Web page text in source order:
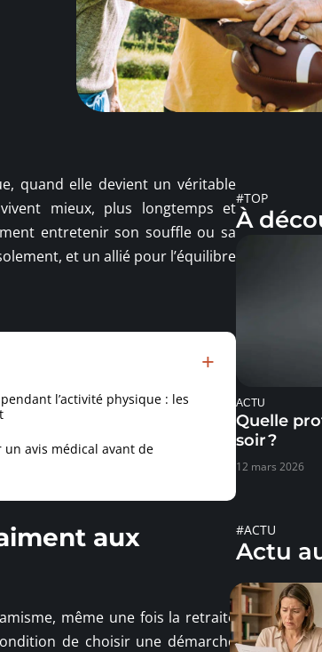
quand elle devient un véritable
mieux, plus longtemps et
entretenir son souffle ou sa
et un allié pour l’équilibre
l’activité physique : les
avis médical avant de
aux
même une fois la retraite
de choisir une démarche
#TOP
À
ACTU
Quelle
soir ?
12 mars 2026
#ACTU
Actu